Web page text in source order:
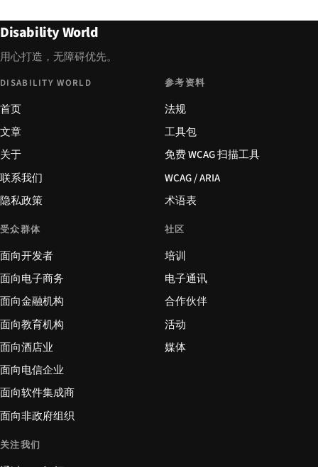
Disability World
用心打造，无障碍优先。
DISABILITY WORLD
首页
文章
关于
联系我们
隐私政策
参考资料
法规
工具包
免费 WCAG 扫描工具
WCAG / ARIA
术语表
受众群体
面向开发者
面向电子商务
面向金融机构
面向教育机构
面向酒店业
面向电信企业
面向软件集成商
面向非政府组织
社区
培训
电子通讯
合作伙伴
活动
媒体
关注我们